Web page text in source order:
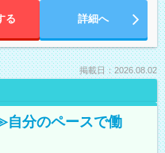
る 詳細へ
掲載日：2026.08.02
分のペースで働